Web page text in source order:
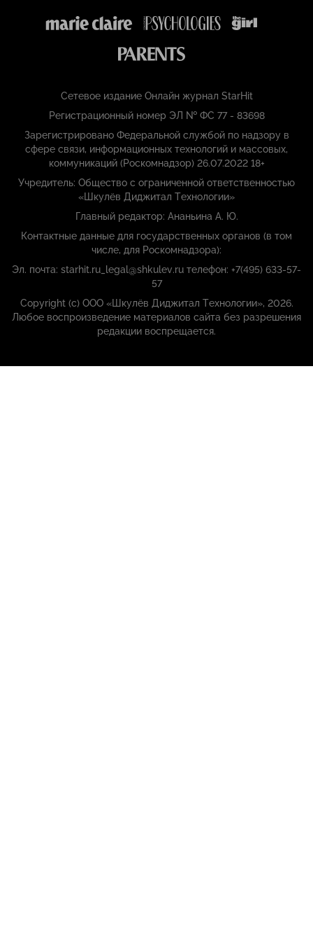
Сетевое издание Онлайн журнал StarHit
Регистрационный номер ЭЛ № ФС 77 - 83698
Зарегистрировано Федеральной службой по надзору в
сфере связи, информационных технологий и массовых,
коммуникаций (Роскомнадзор) 26.07.2022 18+
Учредитель: Общество с ограниченной ответственностью
«Шкулёв Диджитал Технологии»
Главный редактор: Ананьина А. Ю.
Контактные данные для государственных органов (в том
числе, для Роскомнадзора):
Эл. почта: starhit.ru_legal@shkulev.ru телефон: +7(495) 633-57-
57
Copyright (с) ООО «Шкулёв Диджитал Технологии», 2026.
Любое воспроизведение материалов сайта без разрешения
редакции воспрещается.